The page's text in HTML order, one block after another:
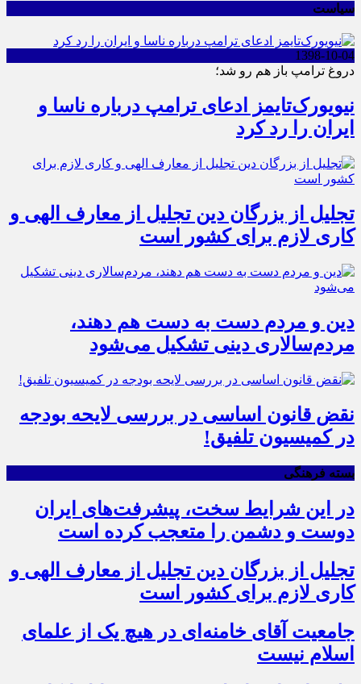
سیاست
1398-10-04
دروغ ترامپ باز هم رو شد؛
نیویورک‌تایمز ادعای ترامپ درباره ناسا و
ایران را رد کرد
تجلیل از بزرگان دین تجلیل از معارف الهی و
کاری لازم برای کشور است
دین و مردم دست به‌ دست هم دهند،
مردم‌سالاری دینی تشکیل می‌شود
نقض قانون اساسی در بررسی لایحه بودجه
در کمیسیون تلفیق!
بسته فرهنگی
در این شرایط سخت، پیشرفت‌های ایران
دوست و دشمن را متعجب کرده است
تجلیل از بزرگان دین تجلیل از معارف الهی و
کاری لازم برای کشور است
جامعیت آقای خامنه‌ای در هیچ یک از علمای
اسلام نیست